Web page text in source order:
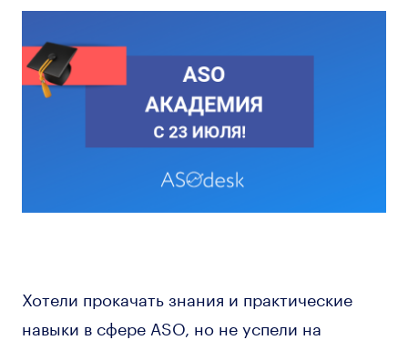
Хотели прокачать знания и практические
навыки в сфере ASO, но не успели на